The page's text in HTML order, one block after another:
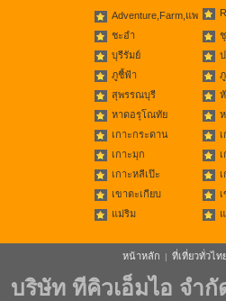
Adventure,Farm,แพ
ชะอำ
บุรีรัมย์
ภูชี้ฟ้า
สุพรรณบุรี
หาดอรุโณทัย
เกาะกระดาน
เกาะมุก
เกาะหลีเป๊ะ
เขาตะเกียบ
แม่ริม
หน้าหลัก | ที่เที่ยวทั่วไท
บริษัท ทีคิวเอ็มไอ จำกั